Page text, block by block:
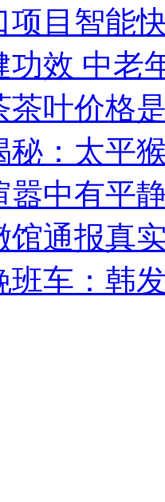
项目智能
功效 中老
茶叶价格
秘：太平
嚣中有平
馆通报真
班车：韩